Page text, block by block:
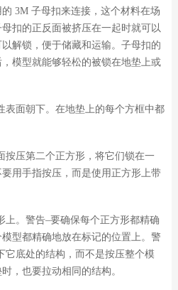
3M 子母扣来连接，这个材料在场
扣的正反面被挤压在一起时就可以
解锁，便于储藏和运输。子母扣的
模型就能够轻松的被锁在地垫上或
面朝下。在地垫上的每个方框中都
压第二个正方形，将它们锁在一
用手指按压，而是使用正方形上带
。警告–要确保每个正方形都精确
型都精确地放在标记的位置上。警
它底处的结构，而不是按压整个模
，也要拉动相同的结构。